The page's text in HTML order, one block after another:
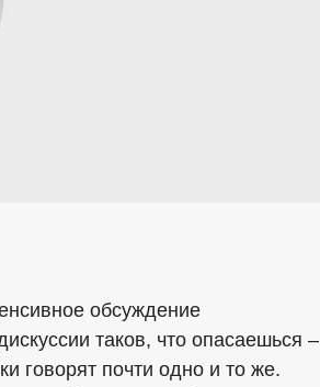
обсуждение
таков, что опасаешься –
говорят почти одно и то же.